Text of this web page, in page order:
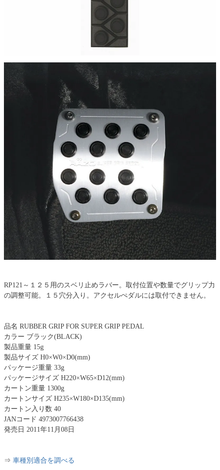
RP121～１２５用のスベリ止めラバー。取付位置や数量でグリップ力
の調整可能。１５穴分入り。アクセルぺダルには取付できません。
品名 RUBBER GRIP FOR SUPER GRIP PEDAL
カラー ブラック(BLACK)
製品重量 15g
製品サイズ H0×W0×D0(mm)
パッケージ重量 33g
パッケージサイズ H220×W65×D12(mm)
カートン重量 1300g
カートンサイズ H235×W180×D135(mm)
カートン入り数 40
JANコード 4973007766438
発売日 2011年11月08日
⇒ 車種別適合を調べる